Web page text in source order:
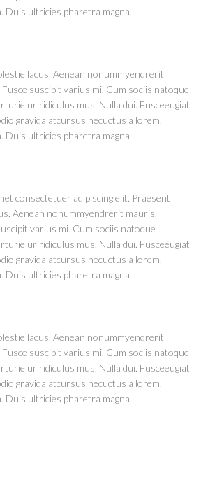
Duis ultricies pharetra magna.
lacus. Aenean nonummyendrerit
suscipit varius mi. Cum sociis natoque
ur ridiculus mus. Nulla dui. Fusceeugiat
gravida atcursus necuctus a lorem.
Duis ultricies pharetra magna.
consectetuer adipiscing elit. Praesent
Aenean nonummyendrerit mauris.
varius mi. Cum sociis natoque
ur ridiculus mus. Nulla dui. Fusceeugiat
gravida atcursus necuctus a lorem.
Duis ultricies pharetra magna.
lacus. Aenean nonummyendrerit
suscipit varius mi. Cum sociis natoque
ur ridiculus mus. Nulla dui. Fusceeugiat
gravida atcursus necuctus a lorem.
Duis ultricies pharetra magna.